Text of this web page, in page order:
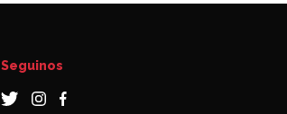
Seguinos